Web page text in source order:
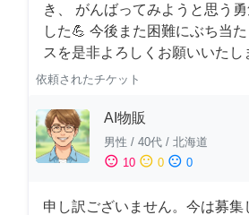
き、 がんばってみようと思う
した💪 今後また困難にぶち当
スを是非よろしくお願いいた
依頼されたチケット
AI物販
男性 / 40代 / 北海道
sentiment_satisfied 10 sentiment_neutral 0 sentiment_dissatisfied 0
申し訳ございません。今は募集